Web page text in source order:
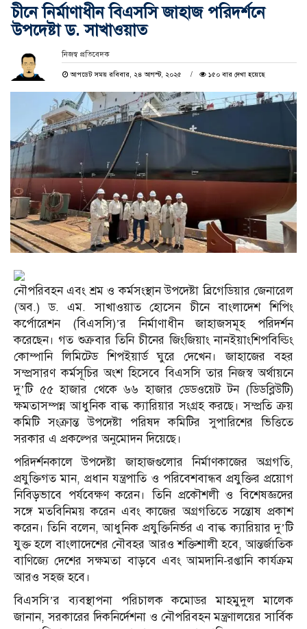
চীনে নির্মাণাধীন বিএসসি জাহাজ পরিদর্শনে
উপদেষ্টা ড. সাখাওয়াত
নিজস্ব প্রতিবেদক
আপডেট সময় রবিবার, ২৪ আগস্ট, ২০২৫ ১৫০ বার দেখা হয়েছে
নৌপরিবহন এবং শ্রম ও কর্মসংস্থান উপদেষ্টা ব্রিগেডিয়ার জেনারেল
(অব.) ড. এম. সাখাওয়াত হোসেন চীনে বাংলাদেশ শিপিং
কর্পোরেশন (বিএসসি)’র নির্মাণাধীন জাহাজসমূহ পরিদর্শন
করেছেন। গত শুক্রবার তিনি চীনের জিংজিয়াং নানইয়াংশিপবিল্ডিং
কোম্পানি লিমিটেড শিপইয়ার্ড ঘুরে দেখেন। জাহাজের বহর
সম্প্রসারণ কর্মসূচির অংশ হিসেবে বিএসসি তার নিজস্ব অর্থায়নে
দু’টি ৫৫ হাজার থেকে ৬৬ হাজার ডেডওয়েট টন (ডিডব্লিউটি)
ক্ষমতাসম্পন্ন আধুনিক বাল্ক ক্যারিয়ার সংগ্রহ করছে। সম্প্রতি ক্রয়
কমিটি সংক্রান্ত উপদেষ্টা পরিষদ কমিটির সুপারিশের ভিত্তিতে
সরকার এ প্রকল্পের অনুমোদন দিয়েছে।
পরিদর্শনকালে উপদেষ্টা জাহাজগুলোর নির্মাণকাজের অগ্রগতি,
প্রযুক্তিগত মান, প্রধান যন্ত্রপাতি ও পরিবেশবান্ধব প্রযুক্তির প্রয়োগ
নিবিড়ভাবে পর্যবেক্ষণ করেন। তিনি প্রকৌশলী ও বিশেষজ্ঞদের
সঙ্গে মতবিনিময় করেন এবং কাজের অগ্রগতিতে সন্তোষ প্রকাশ
করেন। তিনি বলেন, আধুনিক প্রযুক্তিনির্ভর এ বাল্ক ক্যারিয়ার দু’টি
যুক্ত হলে বাংলাদেশের নৌবহর আরও শক্তিশালী হবে, আন্তর্জাতিক
বাণিজ্যে দেশের সক্ষমতা বাড়বে এবং আমদানি-রপ্তানি কার্যক্রম
আরও সহজ হবে।
বিএসসি’র ব্যবস্থাপনা পরিচালক কমোডর মাহমুদুল মালেক
জানান, সরকারের দিকনির্দেশনা ও নৌপরিবহন মন্ত্রণালয়ের সার্বিক